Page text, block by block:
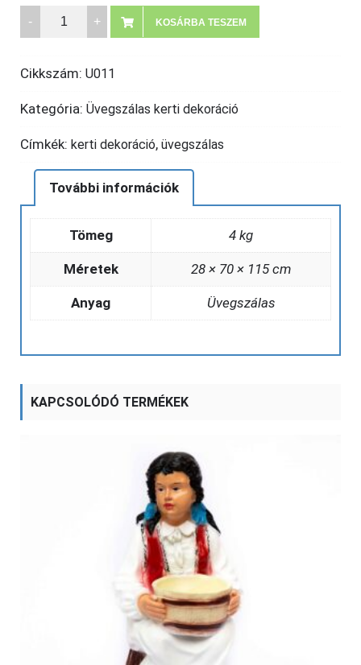
Üvegszálas
kerti
,
nagy
mennyiség
KOSÁRBA TESZEM
Cikkszám: U011
Kategória: Üvegszálas kerti dekoráció
Címkék: kerti dekoráció, üvegszálas
További információk
Tömeg 4 kg
Méretek 28 × 70 × 115 cm
Anyag Üvegszálas
KAPCSOLÓDÓ TERMÉKEK